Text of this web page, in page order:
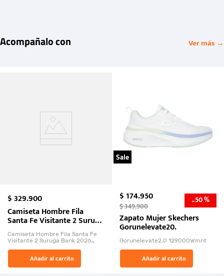
Acompañalo con Ver más →
$329.900
Camiseta Hombre Fila
Santa Fe Visitante 2 Suruga
Bank 2026
Camiseta Hombre Fila Santa Fe
Visitante 2 Suruga Bank 2026
El Rugido del Sol Naciente:
“Primeros para la Et...
Añadir al carrito
Sale
$174.950
$349.900 -50 %
Zapato Mujer Skechers
Gorunelevate20.
Gorunelevate2.0 129000Wmnt
Añadir al carrito